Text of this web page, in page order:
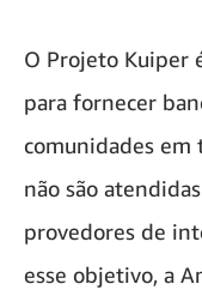
O Projeto Kuiper
para fornecer
comunidades em
não são
provedores de
esse objetivo, a